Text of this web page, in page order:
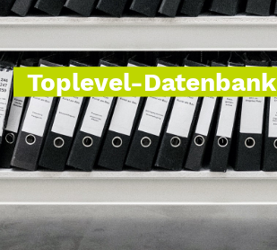
Toplevel-Datenbank